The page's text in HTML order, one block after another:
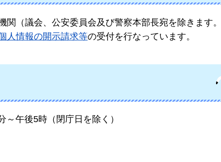
関（議会、公安委員会及び警察本部長宛を除きます
人情報の開示請求等の受付を行なっています。
午後5時（閉庁日を除く）